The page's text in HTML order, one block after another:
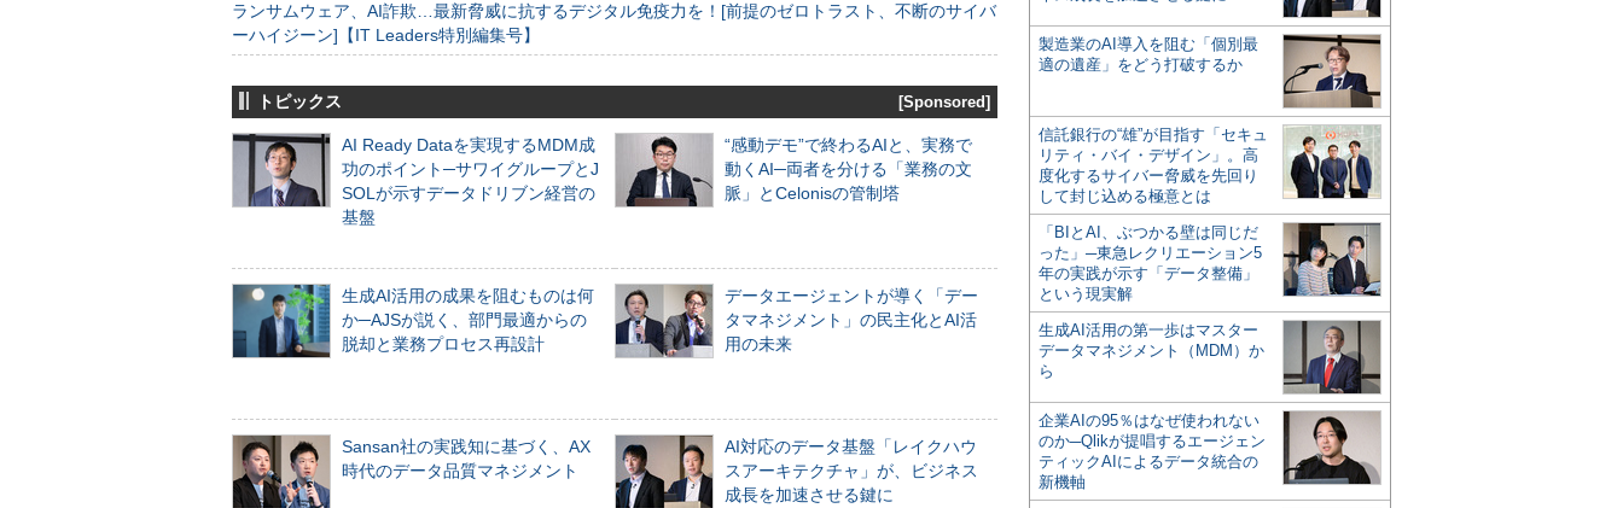
ランサムウェア、AI詐欺…最新脅威に抗するデジタル免疫力を！[前提のゼロトラスト、不断のサイバ
ーハイジーン]【IT Leaders特別編集号】
トピックス [Sponsored]
AI Ready Dataを実現するMDM成
功のポイント─サワイグループとJ
SOLが示すデータドリブン経営の
基盤
“感動デモ”で終わるAIと、実務で
動くAI─両者を分ける「業務の文
脈」とCelonisの管制塔
生成AI活用の成果を阻むものは何
か─AJSが説く、部門最適からの
脱却と業務プロセス再設計
データエージェントが導く「デー
タマネジメント」の民主化とAI活
用の未来
Sansan社の実践知に基づく、AX
時代のデータ品質マネジメント
AI対応のデータ基盤「レイクハウ
スアーキテクチャ」が、ビジネス
成長を加速させる鍵に
製造業のAI導入を阻む「個別最
適の遺産」をどう打破するか
信託銀行の“雄”が目指す「セキュ
リティ・バイ・デザイン」。高
度化するサイバー脅威を先回り
して封じ込める極意とは
「BIとAI、ぶつかる壁は同じだ
った」─東急レクリエーション5
年の実践が示す「データ整備」
という現実解
生成AI活用の第一歩はマスター
データマネジメント（MDM）か
ら
企業AIの95％はなぜ使われない
のか─Qlikが提唱するエージェン
ティックAIによるデータ統合の
新機軸